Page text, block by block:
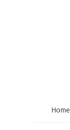
Home